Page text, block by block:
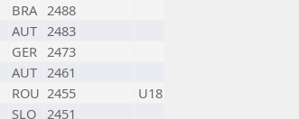
BRA 2488
AUT 2483
GER 2473
AUT 2461
ROU 2455
U18
SLO 2451